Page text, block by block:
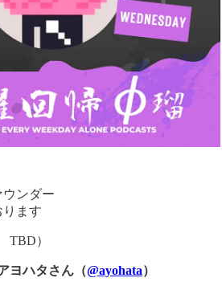
ンダー
ます
TBD）
ヨハタさん（@ayohata）